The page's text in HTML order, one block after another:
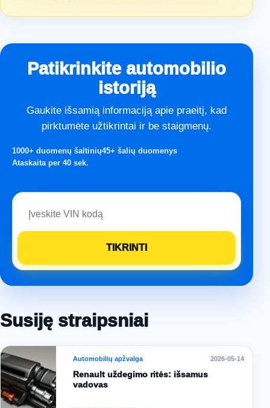
Patikrinkite automobilio
istoriją
Gaukite išsamią informaciją apie praeitį, kad
pirktumėte užtikrintai ir be staigmenų.
1000+ duomenų šaltinių45+ šalių duomenys
Ataskaita per 40 sek.
Susiję straipsniai
Automobilių apžvalga 2026-05-14
Renault uždegimo ritės: išsamus
vadovas